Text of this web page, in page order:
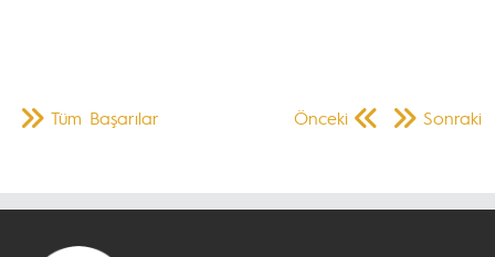
Önceki Sonraki
Tüm Başarılar